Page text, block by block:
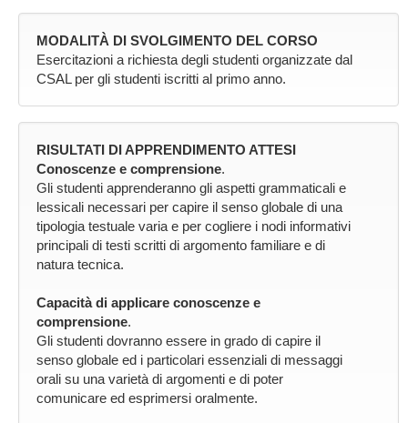
MODALITÀ DI SVOLGIMENTO DEL CORSO
Esercitazioni a richiesta degli studenti organizzate dal
CSAL per gli studenti iscritti al primo anno.
RISULTATI DI APPRENDIMENTO ATTESI
Conoscenze e comprensione.
Gli studenti apprenderanno gli aspetti grammaticali e
lessicali necessari per capire il senso globale di una
tipologia testuale varia e per cogliere i nodi informativi
principali di testi scritti di argomento familiare e di
natura tecnica.
Capacità di applicare conoscenze e
comprensione.
Gli studenti dovranno essere in grado di capire il
senso globale ed i particolari essenziali di messaggi
orali su una varietà di argomenti e di poter
comunicare ed esprimersi oralmente.